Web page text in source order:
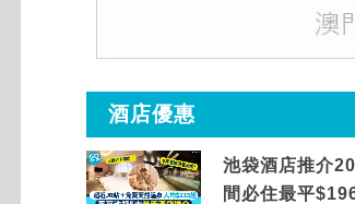
酒店優惠
池袋酒店推介
間必住最平